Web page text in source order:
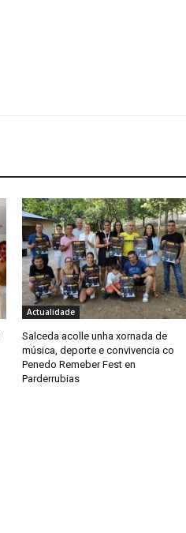
Actualidade
Salceda acolle unha xornada de
música, deporte e convivencia co
Penedo Remeber Fest en
Parderrubias